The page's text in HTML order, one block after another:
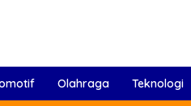
Olahraga Teknologi